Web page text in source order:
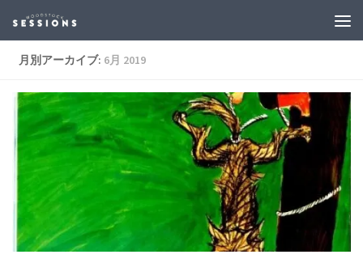
月別アーカイブ: 6月 2019